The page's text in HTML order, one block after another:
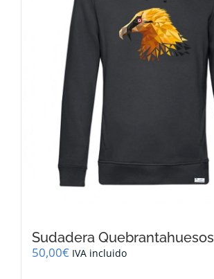
en
la
página
Sudadera Quebrantahuesos
50,00€ IVA incluido